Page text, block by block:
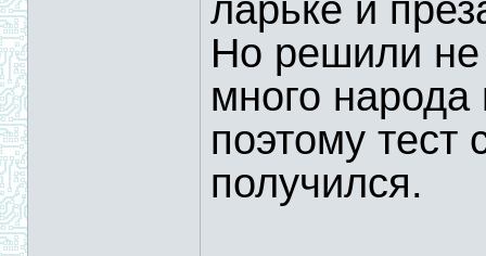
ларьке и
Но решили не
много
поэтому тест
получился.